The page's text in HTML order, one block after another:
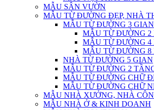
MẪU SÂN VƯỜN
MẪU TỪ ĐƯỜNG ĐẸP, NHÀ
MẪU TỪ ĐƯỜNG 3 GIAN
MẪU TỪ ĐƯỜNG 2
MẪU TỪ ĐƯỜNG 4
MẪU TỪ ĐƯỜNG 8
NHÀ TỪ ĐƯỜNG 5 GIAN
MẪU TỪ ĐƯỜNG 2
MẪU TỪ ĐƯỜNG CHỮ
MẪU TỪ ĐƯỜNG CHỮ
MẪU NHÀ XƯỞNG, NHÀ
MẪU NHÀ Ở & KINH DOANH